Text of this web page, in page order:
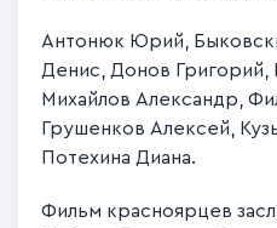
Антонюк Юрий,
Денис, Донов Григорий,
Михайлов Александр,
Грушенков Алексей,
Потехина Диана.
Фильм красноярцев